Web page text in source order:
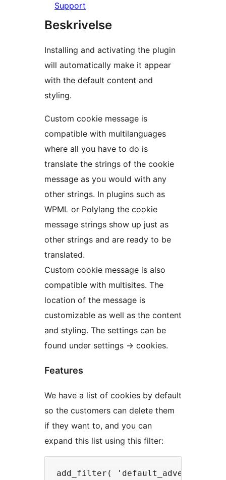
Support
Beskrivelse
Installing and activating the plugin
will automatically make it appear
with the default content and
styling.
Custom cookie message is
compatible with multilanguages
where all you have to do is
translate the strings of the cookie
message as you would with any
other strings. In plugins such as
WPML or Polylang the cookie
message strings show up just as
other strings and are ready to be
translated.
Custom cookie message is also
compatible with multisites. The
location of the message is
customizable as well as the content
and styling. The settings can be
found under settings -> cookies.
Features
We have a list of cookies by default
so the customers can delete them
if they want to, and you can
expand this list using this filter:
add_filter(